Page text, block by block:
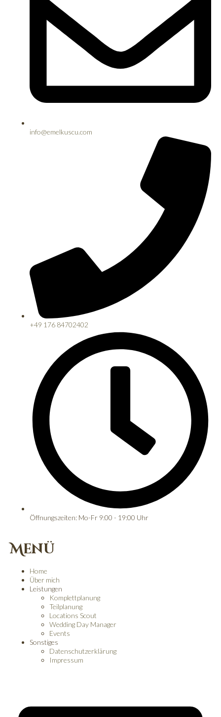
Menü
Home
Über mich
Leistungen
Komplettplanung
Teilplanung
Locations Scout
Wedding Day Manager
Events
Sonstiges
Datenschutzerklärung
Impressum
info@emelkuscu.com
+49 176 84702402
Öffnungszeiten: Mo-Fr 9:00 - 19:00 Uhr